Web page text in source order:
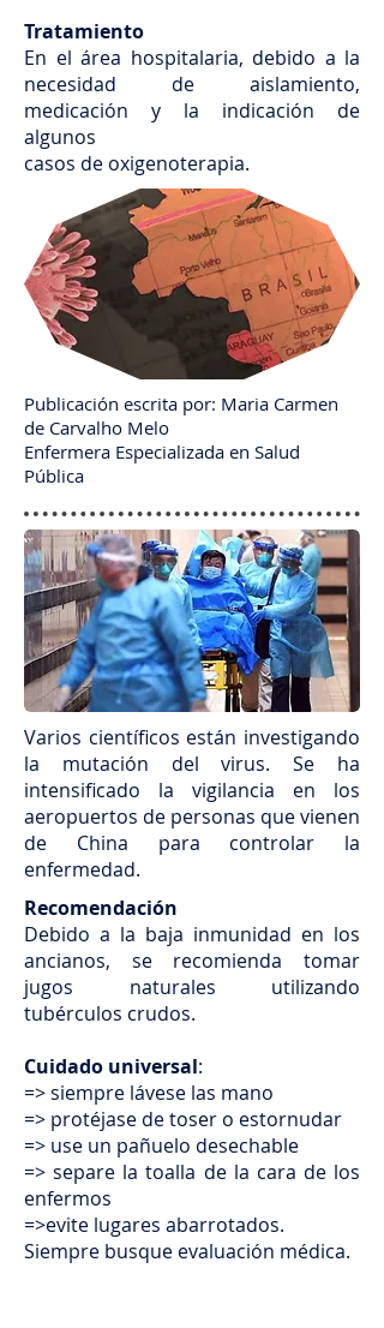
Tratamiento
En el área hospitalaria, debido a la
necesidad de aislamiento,
medicación y la indicación de
algunos
casos de oxigenoterapia.
Publicación escrita por: Maria Carmen
de Carvalho Melo
Enfermera Especializada en Salud
Pública
Varios científicos están investigando
la mutación del virus. Se ha
intensificado la vigilancia en los
aeropuertos de personas que vienen
de China para controlar la
enfermedad.
Recomendación
Debido a la baja inmunidad en los
ancianos, se recomienda tomar
jugos naturales utilizando
tubérculos crudos.
Cuidado universal:
=> siempre lávese las mano
=> protéjase de toser o estornudar
=> use un pañuelo desechable
=> separe la toalla de la cara de los
enfermos
=>evite lugares abarrotados.
Siempre busque evaluación médica.